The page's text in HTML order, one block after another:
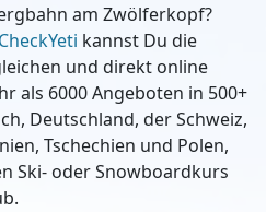
am Zwölferkopf?
CheckYeti kannst Du die
und direkt online
als 6000 Angeboten in 500+
Deutschland, der Schweiz,
Tschechien und Polen,
Ski- oder Snowboardkurs